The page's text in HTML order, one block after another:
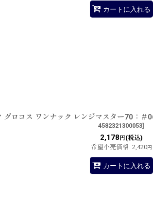
カートに入れる
グロコス ワンナック レンジマスター70：＃
4582321300053]
2,178 円(税込)
希望小売価格: 2,420円
カートに入れる